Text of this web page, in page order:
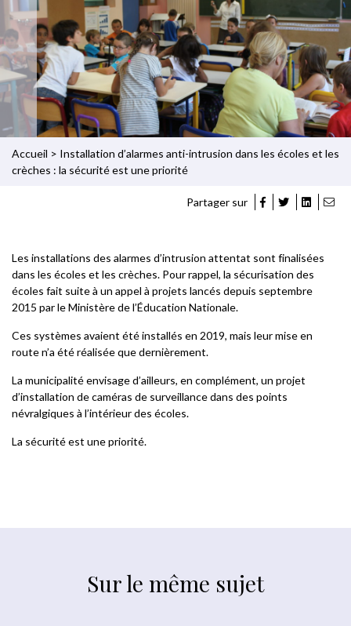
Accueil > Installation d’alarmes anti-intrusion dans les écoles et les
crèches : la sécurité est une priorité
Partager sur
Les installations des alarmes d’intrusion attentat sont finalisées
dans les écoles et les crèches. Pour rappel, la sécurisation des
écoles fait suite à un appel à projets lancés depuis septembre
2015 par le Ministère de l’Éducation Nationale.
Ces systèmes avaient été installés en 2019, mais leur mise en
route n’a été réalisée que dernièrement.
La municipalité envisage d’ailleurs, en complément, un projet
d’installation de caméras de surveillance dans des points
névralgiques à l’intérieur des écoles.
La sécurité est une priorité.
Sur le même sujet